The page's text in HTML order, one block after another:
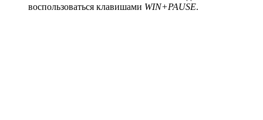
воспользоваться клавишами WIN+PAUSE.